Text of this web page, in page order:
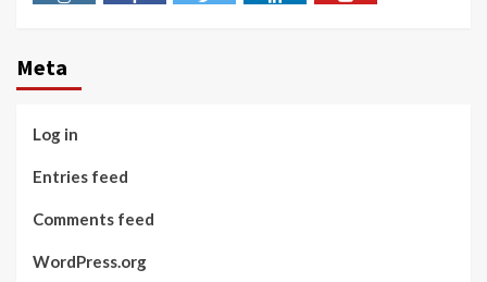
Meta
Log in
Entries feed
Comments feed
WordPress.org